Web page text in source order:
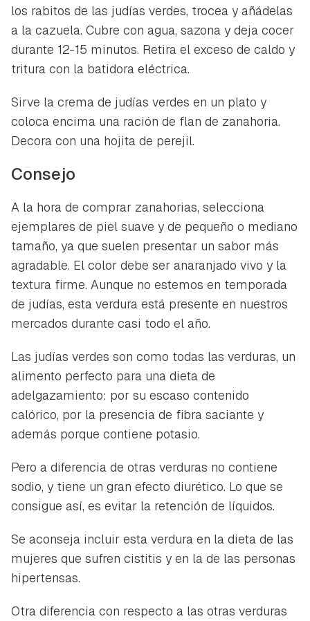
los rabitos de las judías verdes, trocea y añádelas
a la cazuela. Cubre con agua, sazona y deja cocer
durante 12-15 minutos. Retira el exceso de caldo y
tritura con la batidora eléctrica.
Sirve la crema de judías verdes en un plato y
coloca encima una ración de flan de zanahoria.
Decora con una hojita de perejil.
Consejo
A la hora de comprar zanahorias, selecciona
ejemplares de piel suave y de pequeño o mediano
tamaño, ya que suelen presentar un sabor más
agradable. El color debe ser anaranjado vivo y la
textura firme. Aunque no estemos en temporada
de judías, esta verdura está presente en nuestros
mercados durante casi todo el año.
Las judías verdes son como todas las verduras, un
alimento perfecto para una dieta de
adelgazamiento: por su escaso contenido
calórico, por la presencia de fibra saciante y
además porque contiene potasio.
Pero a diferencia de otras verduras no contiene
sodio, y tiene un gran efecto diurético. Lo que se
consigue así, es evitar la retención de líquidos.
Se aconseja incluir esta verdura en la dieta de las
mujeres que sufren cistitis y en la de las personas
hipertensas.
Otra diferencia con respecto a las otras verduras